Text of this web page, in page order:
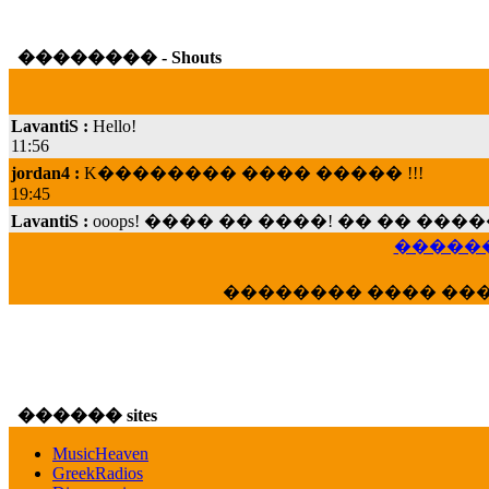
�������� - Shouts
11:56
jordan4 :
19:45
LavantiS :
���; ���� ��� ��� �������� ����
veronica :E���� 2012 ��� ����� ���
16:39
�������� ����
������ sites
MusicHeaven
GreekRadios